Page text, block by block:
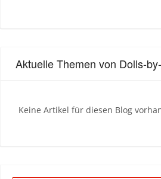
Aktuelle Themen von Dolls-
Keine Artikel für diesen Blog